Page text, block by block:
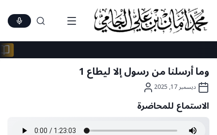
Skip
content
وما أرسلنا من رسول إلا ليطاع 1
ديسمبر 17, 2025
الاستماع للمحاضرة